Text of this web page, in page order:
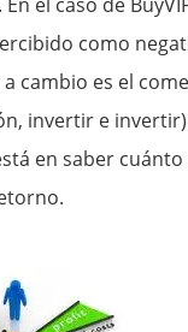
como
cambio es el
invertir e
en saber